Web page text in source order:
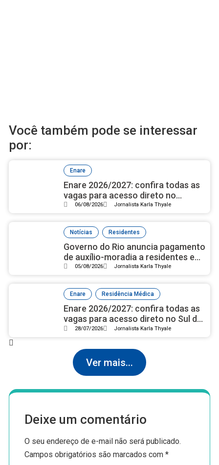
Você também pode se interessar
por:
Enare
Enare 2026/2027: confira todas as
vagas para acesso direto no
Sudeste do país
06/08/2026 Jornalista Karla Thyale
Notícias , Residentes
Governo do Rio anuncia pagamento
de auxílio-moradia a residentes em
setembro
05/08/2026 Jornalista Karla Thyale
Enare , Residência Médica
Enare 2026/2027: confira todas as
vagas para acesso direto no Sul do
país28/07/2026 Jornalista Karla Thyale
Ver mais...
Deixe um comentário
O seu endereço de e-mail não será publicado.
Campos obrigatórios são marcados com*